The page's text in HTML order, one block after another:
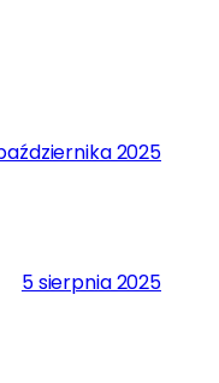
2025
5 sierpnia 2025